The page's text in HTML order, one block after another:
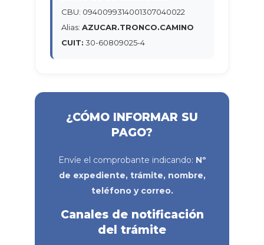
CBU: 0940099314001307040022
Alias: AZUCAR.TRONCO.CAMINO
CUIT: 30-60809025-4
¿CÓMO INFORMAR SU
PAGO?
Envíe el comprobante indicando: Nº
de expediente, trámite, nombre,
teléfono y correo.
Canales de notificación
del trámite